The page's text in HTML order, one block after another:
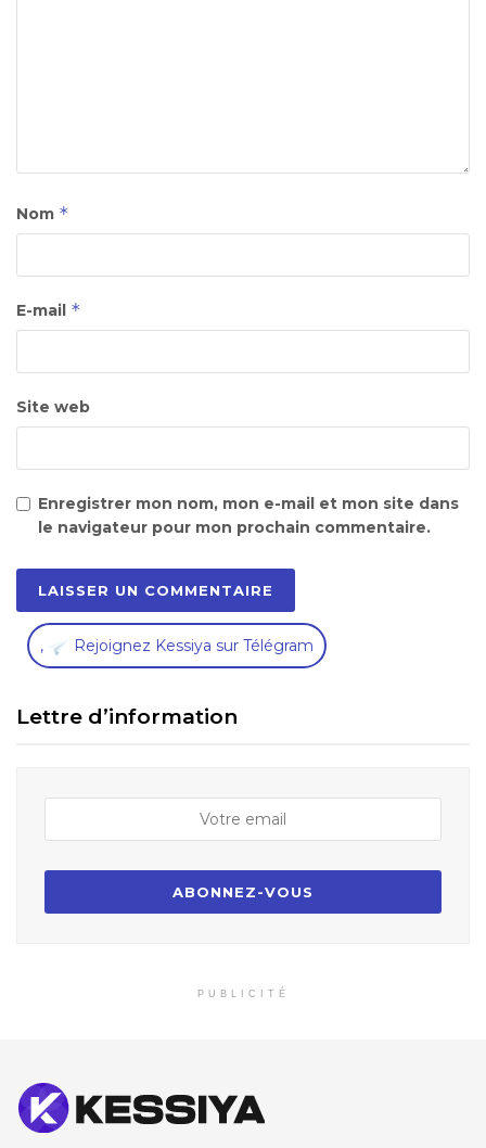
Nom *
E-mail *
Site web
Enregistrer mon nom, mon e-mail et mon site dans
le navigateur pour mon prochain commentaire.
, Rejoignez Kessiya sur Télégram
Lettre d’information
PUBLICITÉ